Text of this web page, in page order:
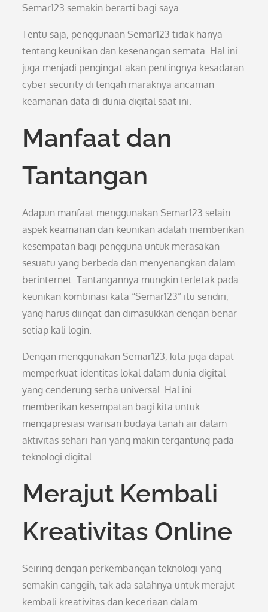
Semar123 semakin berarti bagi saya.
Tentu saja, penggunaan Semar123 tidak hanya
tentang keunikan dan kesenangan semata. Hal ini
juga menjadi pengingat akan pentingnya kesadaran
cyber security di tengah maraknya ancaman
keamanan data di dunia digital saat ini.
Manfaat dan
Tantangan
Adapun manfaat menggunakan Semar123 selain
aspek keamanan dan keunikan adalah memberikan
kesempatan bagi pengguna untuk merasakan
sesuatu yang berbeda dan menyenangkan dalam
berinternet. Tantangannya mungkin terletak pada
keunikan kombinasi kata “Semar123” itu sendiri,
yang harus diingat dan dimasukkan dengan benar
setiap kali login.
Dengan menggunakan Semar123, kita juga dapat
memperkuat identitas lokal dalam dunia digital
yang cenderung serba universal. Hal ini
memberikan kesempatan bagi kita untuk
mengapresiasi warisan budaya tanah air dalam
aktivitas sehari-hari yang makin tergantung pada
teknologi digital.
Merajut Kembali
Kreativitas Online
Seiring dengan perkembangan teknologi yang
semakin canggih, tak ada salahnya untuk merajut
kembali kreativitas dan keceriaan dalam